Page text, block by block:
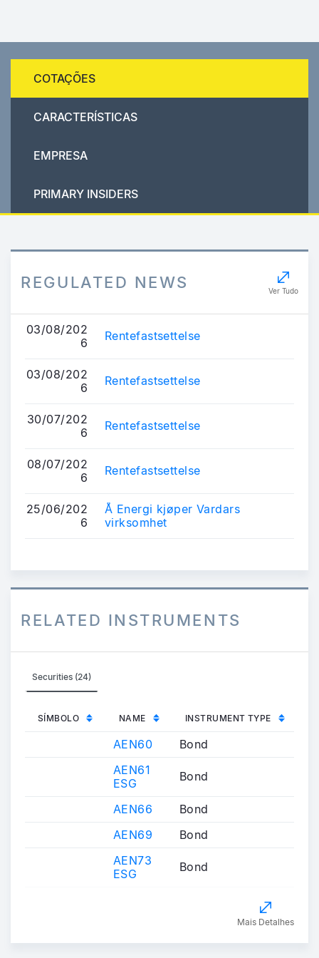
COTAÇÕES
CARACTERÍSTICAS
EMPRESA
PRIMARY INSIDERS
REGULATED NEWS Ver Tudo
03/08/202
6
Rentefastsettelse
03/08/202
6
Rentefastsettelse
30/07/202
6
Rentefastsettelse
08/07/202
6
Rentefastsettelse
25/06/202
6
Å Energi kjøper Vardars
virksomhet
RELATED INSTRUMENTS
Securities (24)
SÍMBOLO NAME INSTRUMENT TYPE
AEN60
Bond
AEN61
ESG
Bond
AEN66
Bond
AEN69
Bond
AEN73
ESG
Bond
Mais Detalhes